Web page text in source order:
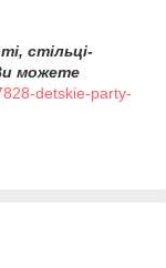
стільці-
можете
detskie-party-